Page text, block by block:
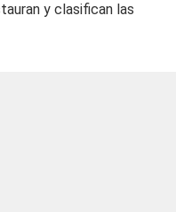
y clasifican las